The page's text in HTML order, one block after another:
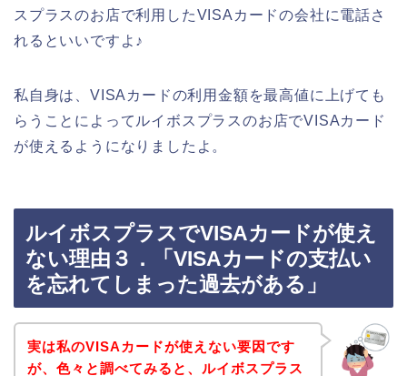
スプラスのお店で利用したVISAカードの会社に電話さ
れるといいですよ♪
私自身は、VISAカードの利用金額を最高値に上げても
らうことによってルイボスプラスのお店でVISAカード
が使えるようになりましたよ。
ルイボスプラスでVISAカードが使え
ない理由３．「VISAカードの支払い
を忘れてしまった過去がある」
実は私のVISAカードが使えない要因です
が、色々と調べてみると、ルイボスプラス